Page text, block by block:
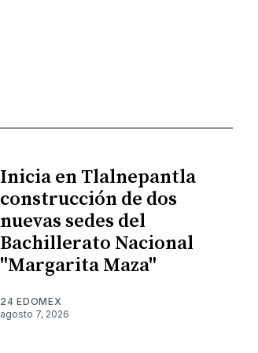
Inicia en Tlalnepantla
construcción de dos
nuevas sedes del
Bachillerato Nacional
"Margarita Maza"
24 EDOMEX
agosto 7, 2026